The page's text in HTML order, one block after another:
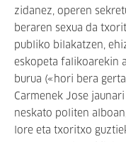
zidanez, operen
beraren sexua da
publiko bilakatzen,
eskopeta falikoarekin
burua («hori bera
Carmenek Jose
neskato politen
lore eta txoritxo